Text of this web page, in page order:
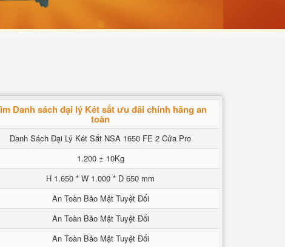
Danh sách đại lý Két sắt ưu đãi chính hãng an
toàn
Danh Sách Đại Lý Két Sắt NSA 1650 FE 2 Cửa Pro
1.200 ± 10Kg
H 1.650 * W 1.000 * D 650 mm
An Toàn Bảo Mật Tuyệt Đối
An Toàn Bảo Mật Tuyệt Đối
An Toàn Bảo Mật Tuyệt Đối